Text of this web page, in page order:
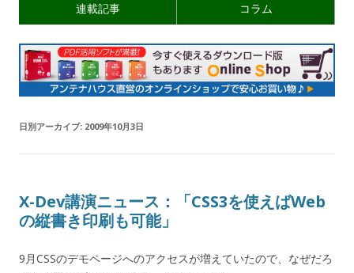
連載記事 コラム
日別アーカイブ: 2009年10月3日
X-Dev講演ニュース：「CSS3を使えばWeb
の縦書き印刷も可能」
9月CSSのデモページへのアクセスが増えていたので、なぜだろ